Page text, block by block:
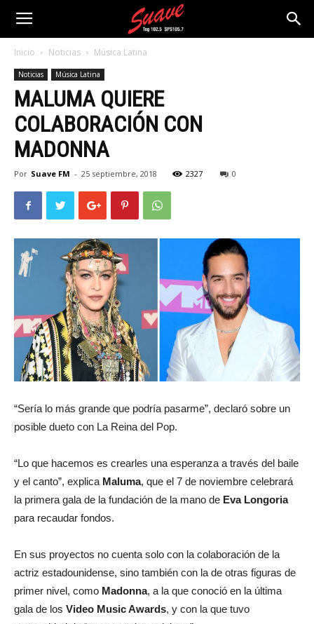
Inicio Noticias Música Latina
Noticias Música Latina
MALUMA QUIERE
COLABORACIÓN CON
MADONNA
Por Suave FM - 25 septiembre, 2018 2327 0
“Sería lo más grande que podría pasarme”, declaró sobre un
posible dueto con La Reina del Pop.
“Lo que hacemos es crearles una esperanza a través del baile
y el canto”, explica Maluma, que el 7 de noviembre celebrará
la primera gala de la fundación de la mano de Eva Longoria
para recaudar fondos.
En sus proyectos no cuenta solo con la colaboración de la
actriz estadounidense, sino también con la de otras figuras de
primer nivel, como Madonna, a la que conoció en la última
gala de los Video Music Awards, y con la que tuvo